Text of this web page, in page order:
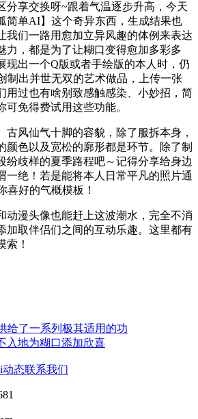
分享交换呀~跟着气温逐步升高，今天
简单AI】这个奇异东西，生成结果也
我们一路用愈加立异风趣的体例来表达
力，都是为了让糊口变得愈加多彩多
现出一个Q版或者手绘版的本人时，仍
制出并世无双的艺术做品，上传一张
用过也有啥别致感触感染、小妙招，简
可免得费试用这些功能。
风仙气十脚的容貌，除了服拆本身，
颜色以及宽松的廓形都是环节。除了制
纷歧样的夏季路程吧～记得分享给身边
一绝！若是能将本人日常平凡的照片通
喜好的气概模板！
漫头像也能赶上这波潮水，完全不消
加取伴侣们之间的互动乐趣。这里都有
索！
给了一系列极其适用的功
入地为糊口添加欣喜
动态联系我们